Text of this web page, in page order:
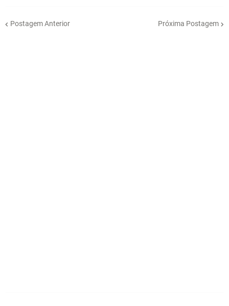
Postagem Anterior Próxima Postagem